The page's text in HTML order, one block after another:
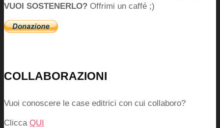
VUOI SOSTENERLO? Offrimi un caffé ;)
COLLABORAZIONI
Vuoi conoscere le case editrici con cui collaboro?
Clicca QUI